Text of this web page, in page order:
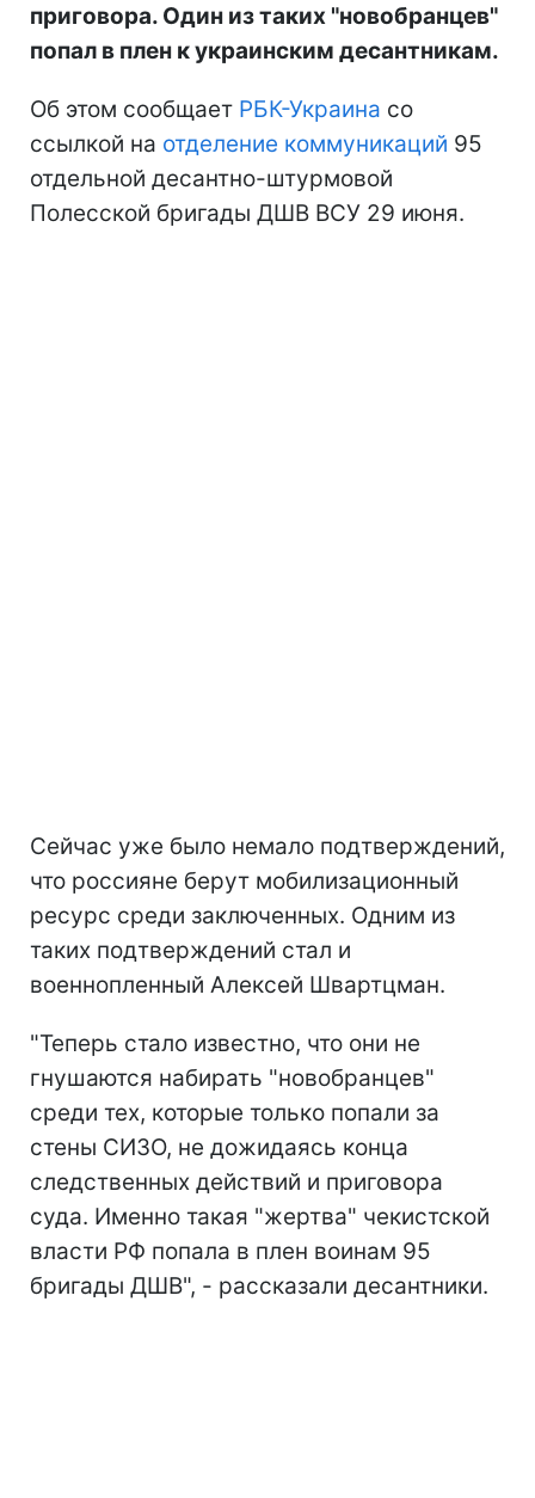
приговора. Один из таких "новобранцев"
попал в плен к украинским десантникам.
Об этом сообщает РБК-Украина со
ссылкой на отделение коммуникаций 95
отдельной десантно-штурмовой
Полесской бригады ДШВ ВСУ 29 июня.
Сейчас уже было немало подтверждений,
что россияне берут мобилизационный
ресурс среди заключенных. Одним из
таких подтверждений стал и
военнопленный Алексей Швартцман.
"Теперь стало известно, что они не
гнушаются набирать "новобранцев"
среди тех, которые только попали за
стены СИЗО, не дожидаясь конца
следственных действий и приговора
суда. Именно такая "жертва" чекистской
власти РФ попала в плен воинам 95
бригады ДШВ", - рассказали десантники.